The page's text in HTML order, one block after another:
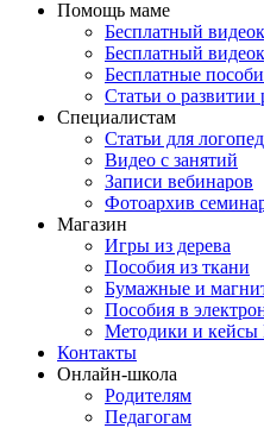
Помощь маме
Бесплатный
Бесплатный
Бесплатные
Статьи о развитии
Специалистам
Статьи для
Видео с занятий
Записи вебинаров
Фотоархив
Магазин
Игры из дерева
Пособия из ткани
Бумажные и
Пособия в
Методики и кейсы
Контакты
Онлайн-школа
Родителям
Педагогам